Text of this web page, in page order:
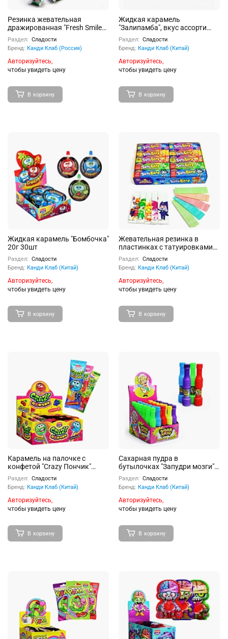
Резинка жевательная
дражированная "Fresh Smile
Bubble" со вкусом арбуза с
жидкими центром 100шт
Раздел: Сладости
Бренд: Канди Клаб (Россия)
Авторизуйтесь,
чтобы увидеть цену
В корзину
Жидкая карамель
"Залипамба", вкус ассорти
(клубника, голубика, ананас),
20г 20 шт
Раздел: Сладости
Бренд: Канди Клаб (Китай)
Авторизуйтесь,
чтобы увидеть цену
В корзину
Жидкая карамель "Бомбочка"
20г 30шт
Раздел: Сладости
Бренд: Канди Клаб (Китай)
Авторизуйтесь,
чтобы увидеть цену
В корзину
Жевательная резинка в
пластинках с татуировками
"Тату Бум" ассорти (Семь
Королевств) 12,5г 20шт
Раздел: Сладости
Бренд: Канди Клаб (Китай)
Авторизуйтесь,
чтобы увидеть цену
В корзину
Карамель на палочке с
конфетой "Crazy Пончик"
ассорти 10г 30шт
Раздел: Сладости
Бренд: Канди Клаб (Китай)
Авторизуйтесь,
чтобы увидеть цену
В корзину
Сахарная пудра в
бутылочках "Запудри мозги"
15г 30шт
Раздел: Сладости
Бренд: Канди Клаб (Китай)
Авторизуйтесь,
чтобы увидеть цену
В корзину